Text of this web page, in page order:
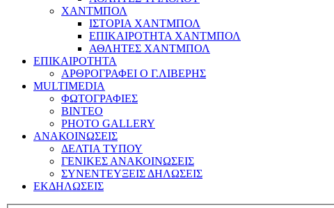
ΧΑΝΤΜΠΟΛ
ΙΣΤΟΡΙΑ ΧΑΝΤΜΠΟΛ
ΕΠΙΚΑΙΡΟΤΗΤΑ ΧΑΝΤΜΠΟΛ
ΑΘΛΗΤΕΣ ΧΑΝΤΜΠΟΛ
ΕΠΙΚΑΙΡΟΤΗΤΑ
ΑΡΘΡΟΓΡΑΦΕΙ Ο Γ.ΛΙΒΕΡΗΣ
MULTIMEDIA
ΦΩΤΟΓΡΑΦΙΕΣ
ΒΙΝΤΕΟ
PHOTO GALLERY
ΑΝΑΚΟΙΝΩΣΕΙΣ
ΔΕΛΤΙΑ ΤΥΠΟΥ
ΓΕΝΙΚΕΣ ΑΝΑΚΟΙΝΩΣΕΙΣ
ΣΥΝΕΝΤΕΥΞΕΙΣ ΔΗΛΩΣΕΙΣ
ΕΚΔΗΛΩΣΕΙΣ